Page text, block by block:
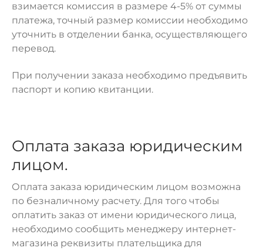
взимается комиссия в размере 4-5% от суммы
платежа, точный размер комиссии необходимо
уточнить в отделении банка, осуществляющего
перевод.
При получении заказа необходимо предъявить
паспорт и копию квитанции.
Оплата заказа юридическим
лицом.
Оплата заказа юридическим лицом возможна
по безналичному расчету. Для того чтобы
оплатить заказ от имени юридического лица,
необходимо сообщить менеджеру интернет-
магазина реквизиты плательщика для